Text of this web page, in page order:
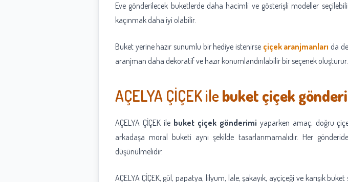
Eve gönderilecek buketlerde daha hacimli ve gösterişli modeller
kaçınmak daha iyi olabilir.
Buket yerine hazır sunumlu bir hediye istenirse çiçek aranjmanları da
aranjman daha dekoratif ve hazır konumlandırılabilir bir seçenek oluşturur.
AÇELYA ÇİÇEK ilebuket çiçek
AÇELYA ÇİÇEK ile buket çiçek gönderimi yaparken amaç, doğru
arkadaşa moral buketi aynı şekilde tasarlanmamalıdır. Her
düşünülmelidir.
AÇELYA ÇİÇEK, gül, papatya, lilyum, lale, şakayık, ayçiçeği ve karışık